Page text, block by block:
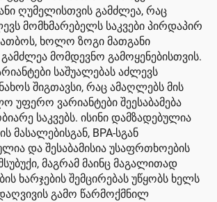
ღუმელისთვის გამძლეა, რაც
მომხმარებელს საკვები პირდაპირ
ხოლო ზოგი მათგანი
გამძლეა მომდევნო გამოყენებისთვის.
საშუალებას აძლევს
შიგთავსი, რაც ამაღლებს მის
უფერო ვარიანტები შეესაბამება
საკვებს. ისინი დამზადებულია
მასალებისგან, BPA-სგან
და შესაბამისია უსაფრთხოების
მაგრამ მაინც მაგალითად
ხარჯების შემცირებას უწყობს ხელს
გამო წარმოქმნილ